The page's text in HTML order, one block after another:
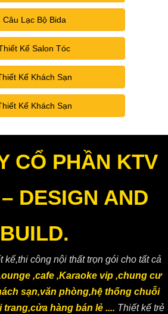
Câu Lạc Bộ Bida
Kế Salon Tóc
Kế Khách Sạn
Kế Khách Sạn
CỔ PHẦN KTV
DESIGN AND
BUILD.
kế,thi công nội thất trọn gói cho tất cả
,cafe ,Karaoke vip ,chung cư
sạn,văn phòng,hệ thống chuỗi
hàng bán lẻ .... Thiết kế trẻ